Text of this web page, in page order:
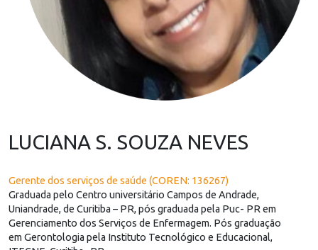
LUCIANA S. SOUZA NEVES
Gerente dos serviços de saúde (COREN: 136267)
Graduada pelo Centro universitário Campos de Andrade,
Uniandrade, de Curitiba – PR, pós graduada pela Puc- PR em
Gerenciamento dos Serviços de Enfermagem. Pós graduação
em Gerontologia pela Instituto Tecnológico e Educacional,